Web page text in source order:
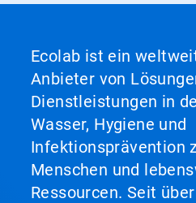
Ecolab ist ein
Anbieter von
Dienstleistungen in
Wasser, Hygiene und
Infektionsprävention
Menschen und
Ressourcen. Seit